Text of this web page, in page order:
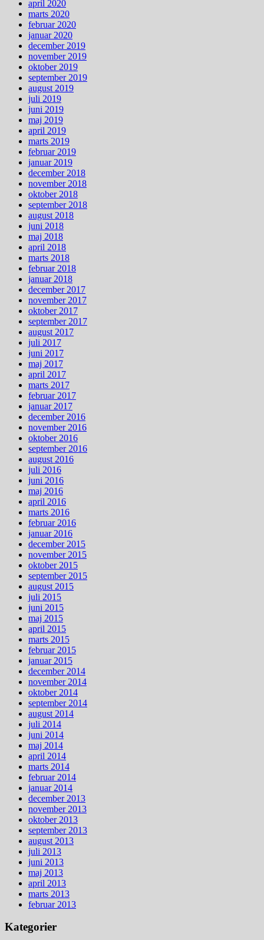
april 2020
marts 2020
februar 2020
januar 2020
december 2019
november 2019
oktober 2019
september 2019
august 2019
juli 2019
juni 2019
maj 2019
april 2019
marts 2019
februar 2019
januar 2019
december 2018
november 2018
oktober 2018
september 2018
august 2018
juni 2018
maj 2018
april 2018
marts 2018
februar 2018
januar 2018
december 2017
november 2017
oktober 2017
september 2017
august 2017
juli 2017
juni 2017
maj 2017
april 2017
marts 2017
februar 2017
januar 2017
december 2016
november 2016
oktober 2016
september 2016
august 2016
juli 2016
juni 2016
maj 2016
april 2016
marts 2016
februar 2016
januar 2016
december 2015
november 2015
oktober 2015
september 2015
august 2015
juli 2015
juni 2015
maj 2015
april 2015
marts 2015
februar 2015
januar 2015
december 2014
november 2014
oktober 2014
september 2014
august 2014
juli 2014
juni 2014
maj 2014
april 2014
marts 2014
februar 2014
januar 2014
december 2013
november 2013
oktober 2013
september 2013
august 2013
juli 2013
juni 2013
maj 2013
april 2013
marts 2013
februar 2013
Kategorier